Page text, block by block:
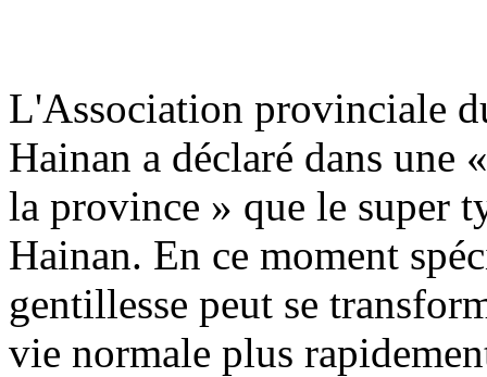
L'Association provinciale
Hainan a déclaré dans une
la province » que le super
Hainan. En ce moment
gentillesse peut se
vie normale plus